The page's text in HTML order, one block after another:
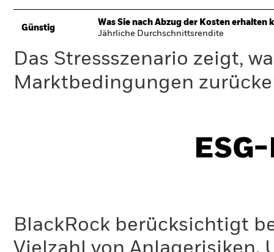
Günstig
Was Sie nach Abzug der Kosten erhalten
Jährliche Durchschnittsrendite
Das Stressszenario zeigt,
Marktbedingungen
BlackRock berücksichtigt